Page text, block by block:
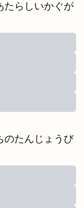
たらしいかぐが
のたんじょうび